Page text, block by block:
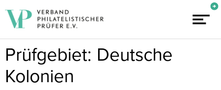
Prüfgebiet: Deutsche
Kolonien